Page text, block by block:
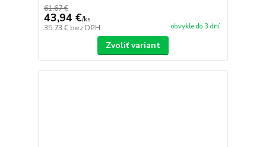
61,67 €
43,94 €/ks
35,73 € bez DPH obvykle do 3 dní
Zvoliť variant